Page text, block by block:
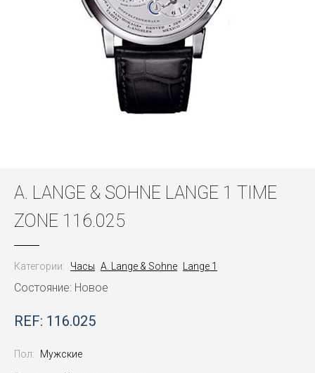
A. LANGE & SOHNE LANGE 1 TIME
ZONE 116.025
Категории: Часы A. Lange & Sohne Lange 1
Состояние: Новое
REF: 116.025
Пол: Мужские